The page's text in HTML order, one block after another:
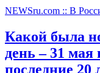
NEWSru.com :: В
Какой была
день – 31 мая
последние 20